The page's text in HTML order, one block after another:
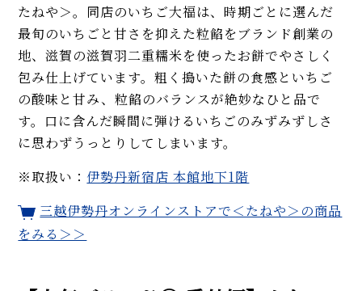
たねや＞。同店のいちご大福は、時期ごとに選んだ
最旬のいちごと甘さを抑えた粒餡をブランド創業の
地、滋賀の滋賀羽二重糯米を使ったお餅でやさしく
包み仕上げています。粗く搗いた餅の食感といちご
の酸味と甘み、粒餡のバランスが絶妙なひと品で
す。口に含んだ瞬間に弾けるいちごのみずみずしさ
に思わずうっとりしてしまいます。
※取扱い： 伊勢丹新宿店 本館地下1階
三越伊勢丹オンラインストアで＜たねや＞の商品
をみる＞＞